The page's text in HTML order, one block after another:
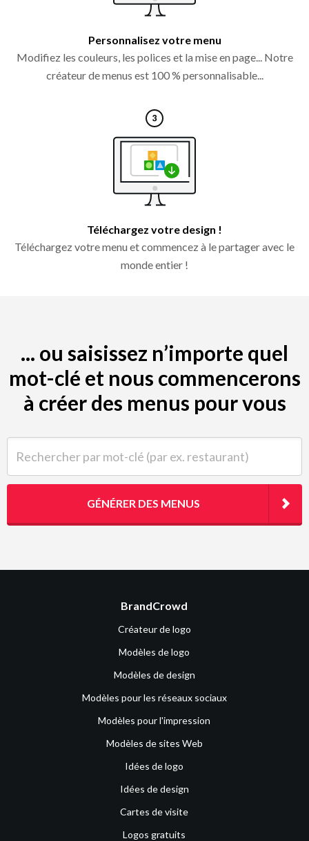
Personnalisez votre menu
Modifiez les couleurs, les polices et la mise en page... Notre
créateur de menus est 100 % personnalisable...
Téléchargez votre design !
Téléchargez votre menu et commencez à le partager avec le
monde entier !
... ou saisissez n’importe quel
mot-clé et nous commencerons
à créer des menus pour vous
GÉNÉRER DES MENUS
BrandCrowd
Créateur de logo
Modèles de logo
Modèles de design
Modèles pour les réseaux sociaux
Modèles pour l'impression
Modèles de sites Web
Idées de logo
Idées de design
Cartes de visite
Logos gratuits